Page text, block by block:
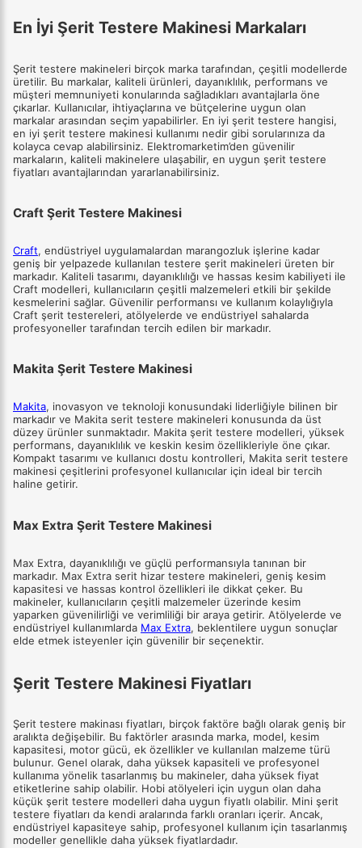
En İyi Şerit Testere Makinesi Markaları
Şerit testere makineleri birçok marka tarafından, çeşitli modellerde
üretilir. Bu markalar, kaliteli ürünleri, dayanıklılık, performans ve
müşteri memnuniyeti konularında sağladıkları avantajlarla öne
çıkarlar. Kullanıcılar, ihtiyaçlarına ve bütçelerine uygun olan
markalar arasından seçim yapabilirler. En iyi şerit testere hangisi,
en iyi şerit testere makinesi kullanımı nedir gibi sorularınıza da
kolayca cevap alabilirsiniz. Elektromarketim’den güvenilir
markaların, kaliteli makinelere ulaşabilir, en uygun şerit testere
fiyatları avantajlarından yararlanabilirsiniz.
Craft Şerit Testere Makinesi
Craft, endüstriyel uygulamalardan marangozluk işlerine kadar
geniş bir yelpazede kullanılan testere şerit makineleri üreten bir
markadır. Kaliteli tasarımı, dayanıklılığı ve hassas kesim kabiliyeti ile
Craft modelleri, kullanıcıların çeşitli malzemeleri etkili bir şekilde
kesmelerini sağlar. Güvenilir performansı ve kullanım kolaylığıyla
Craft şerit testereleri, atölyelerde ve endüstriyel sahalarda
profesyoneller tarafından tercih edilen bir markadır.
Makita Şerit Testere Makinesi
Makita, inovasyon ve teknoloji konusundaki liderliğiyle bilinen bir
markadır ve Makita serit testere makineleri konusunda da üst
düzey ürünler sunmaktadır. Makita şerit testere modelleri, yüksek
performans, dayanıklılık ve keskin kesim özellikleriyle öne çıkar.
Kompakt tasarımı ve kullanıcı dostu kontrolleri, Makita serit testere
makinesi çeşitlerini profesyonel kullanıcılar için ideal bir tercih
haline getirir.
Max Extra Şerit Testere Makinesi
Max Extra, dayanıklılığı ve güçlü performansıyla tanınan bir
markadır. Max Extra serit hizar testere makineleri, geniş kesim
kapasitesi ve hassas kontrol özellikleri ile dikkat çeker. Bu
makineler, kullanıcıların çeşitli malzemeler üzerinde kesim
yaparken güvenilirliği ve verimliliği bir araya getirir. Atölyelerde ve
endüstriyel kullanımlarda Max Extra, beklentilere uygun sonuçlar
elde etmek isteyenler için güvenilir bir seçenektir.
Şerit Testere Makinesi Fiyatları
Şerit testere makinası fiyatları, birçok faktöre bağlı olarak geniş bir
aralıkta değişebilir. Bu faktörler arasında marka, model, kesim
kapasitesi, motor gücü, ek özellikler ve kullanılan malzeme türü
bulunur. Genel olarak, daha yüksek kapasiteli ve profesyonel
kullanıma yönelik tasarlanmış bu makineler, daha yüksek fiyat
etiketlerine sahip olabilir. Hobi atölyeleri için uygun olan daha
küçük şerit testere modelleri daha uygun fiyatlı olabilir. Mini şerit
testere fiyatları da kendi aralarında farklı oranları içerir. Ancak,
endüstriyel kapasiteye sahip, profesyonel kullanım için tasarlanmış
modeller genellikle daha yüksek fiyatlardadır.